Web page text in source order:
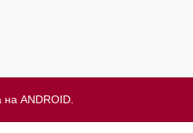
ANDROID.